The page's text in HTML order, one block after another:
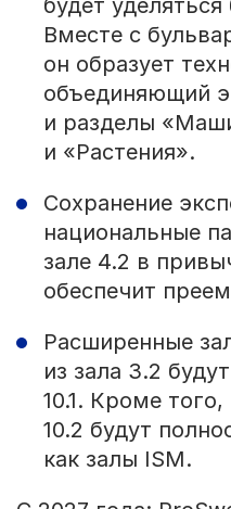
будет
Вместе с
он образует
объединяющий
и разделы
и «Растения».
Сохранение
национальные
зале 4.2 в
обеспечит
Расширенные
из зала 3.2
10.1. Кроме
10.2 будут
как залы ISM.